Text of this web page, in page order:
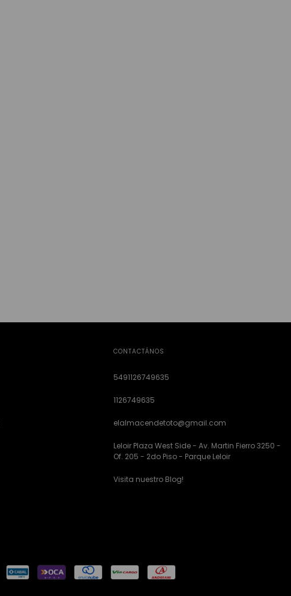
CONTACTÁNOS
5491126749635
1126749635
elalmacendetoto@gmail.com
Leloir Plaza West Side - Av. Martin Fierro 3250 -
Of. 205 - 2do Piso - Parque Leloir
Visita nuestro Blog!